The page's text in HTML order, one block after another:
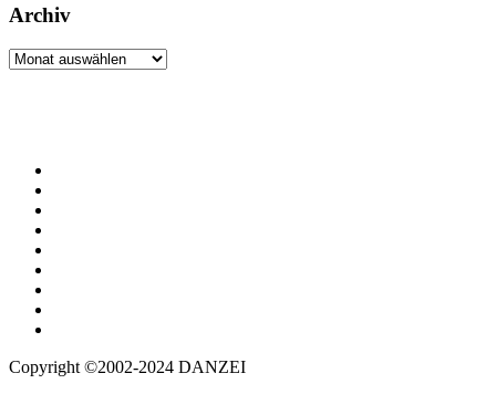
Archiv
Archiv
Copyright ©2002-2024 DANZEI